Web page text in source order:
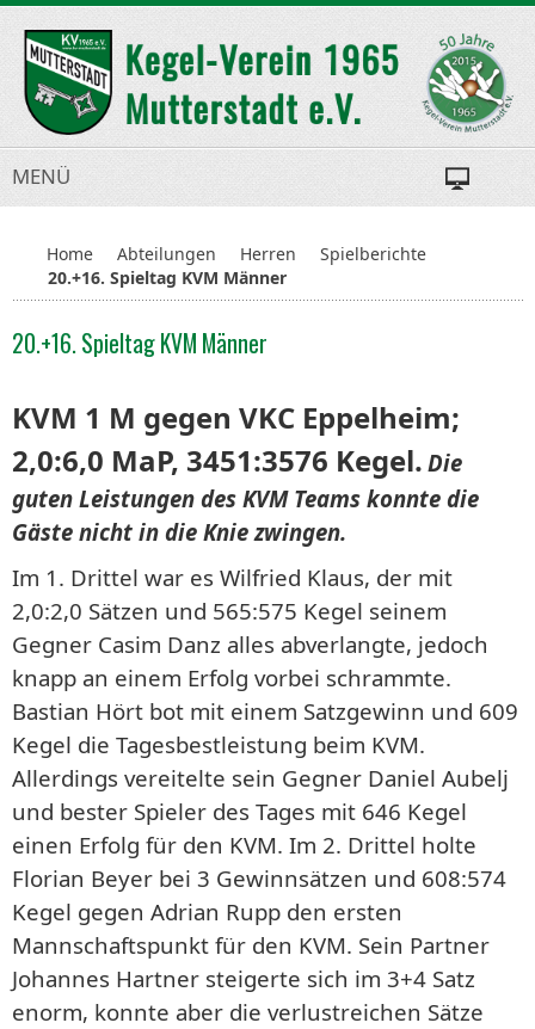
MENÜ
Home Abteilungen Herren
Spielberichte
20.+16. Spieltag KVM Männer
20.+16. Spieltag KVM Männer
KVM 1 M gegen VKC Eppelheim;
2,0:6,0 MaP, 3451:3576 Kegel. Die
guten Leistungen des KVM Teams konnte die
Gäste nicht in die Knie zwingen.
Im 1. Drittel war es Wilfried Klaus, der mit
2,0:2,0 Sätzen und 565:575 Kegel seinem
Gegner Casim Danz alles abverlangte, jedoch
knapp an einem Erfolg vorbei schrammte.
Bastian Hört bot mit einem Satzgewinn und 609
Kegel die Tagesbestleistung beim KVM.
Allerdings vereitelte sein Gegner Daniel Aubelj
und bester Spieler des Tages mit 646 Kegel
einen Erfolg für den KVM. Im 2. Drittel holte
Florian Beyer bei 3 Gewinnsätzen und 608:574
Kegel gegen Adrian Rupp den ersten
Mannschaftspunkt für den KVM. Sein Partner
Johannes Hartner steigerte sich im 3+4 Satz
enorm, konnte aber die verlustreichen Sätze